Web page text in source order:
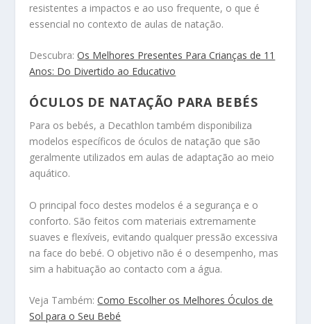
resistentes a impactos e ao uso frequente, o que é
essencial no contexto de aulas de natação.
Descubra:Os Melhores Presentes Para Crianças de 11
Anos: Do Divertido ao Educativo
ÓCULOS DE NATAÇÃO PARA BEBÉS
Para os bebés, a Decathlon também disponibiliza
modelos específicos de óculos de natação que são
geralmente utilizados em aulas de adaptação ao meio
aquático.
O principal foco destes modelos é a segurança e o
conforto. São feitos com materiais extremamente
suaves e flexíveis, evitando qualquer pressão excessiva
na face do bebé. O objetivo não é o desempenho, mas
sim a habituação ao contacto com a água.
Veja Também:Como Escolher os Melhores Óculos de
Sol para o Seu Bebé